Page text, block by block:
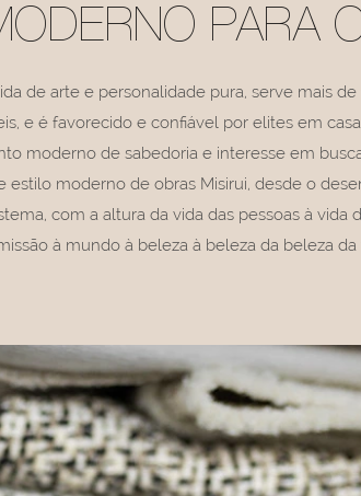
PARA
de arte e personalidade pura, serve mais
e é favorecido e confiável por elites em
moderno de sabedoria e interesse em
estilo moderno de obras Misirui, desde o
com a altura da vida das pessoas à vida
à mundo à beleza à beleza da beleza da